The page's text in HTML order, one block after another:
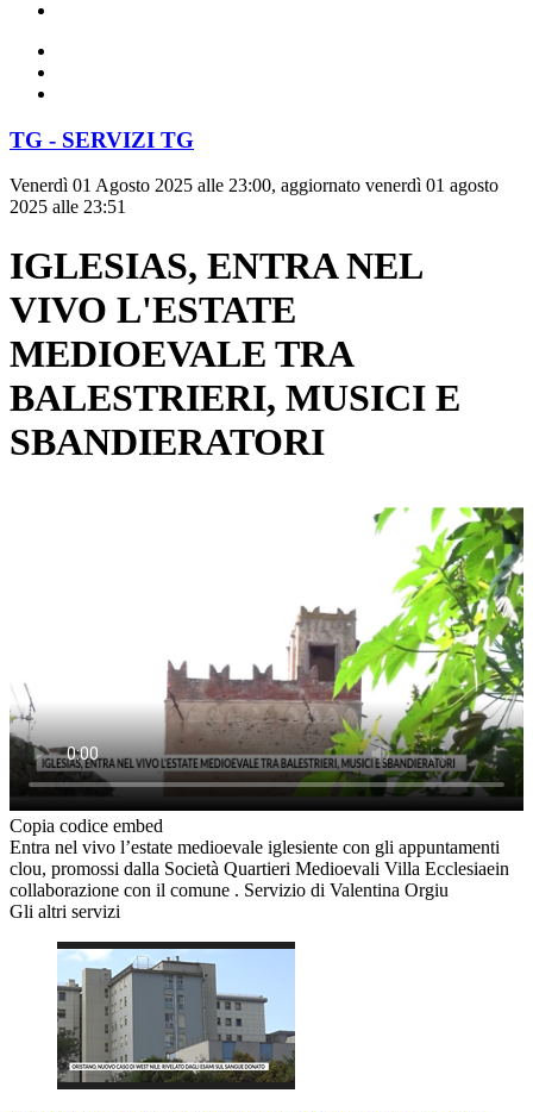
TG - SERVIZI TG
Venerdì 01 Agosto 2025 alle 23:00, aggiornato venerdì 01 agosto
2025 alle 23:51
IGLESIAS, ENTRA NEL
VIVO L'ESTATE
MEDIOEVALE TRA
BALESTRIERI, MUSICI E
SBANDIERATORI
Copia codice embed
Entra nel vivo l’estate medioevale iglesiente con gli appuntamenti
clou, promossi dalla Società Quartieri Medioevali Villa Ecclesiaein
collaborazione con il comune . Servizio di Valentina Orgiu
Gli altri servizi